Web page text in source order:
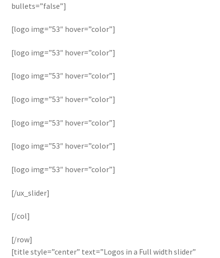
bullets=”false”]
[logo img=”53″ hover=”color”]
[logo img=”53″ hover=”color”]
[logo img=”53″ hover=”color”]
[logo img=”53″ hover=”color”]
[logo img=”53″ hover=”color”]
[logo img=”53″ hover=”color”]
[logo img=”53″ hover=”color”]
[/ux_slider]
[/col]
[/row]
[title style=”center” text=”Logos in a Full width slider”